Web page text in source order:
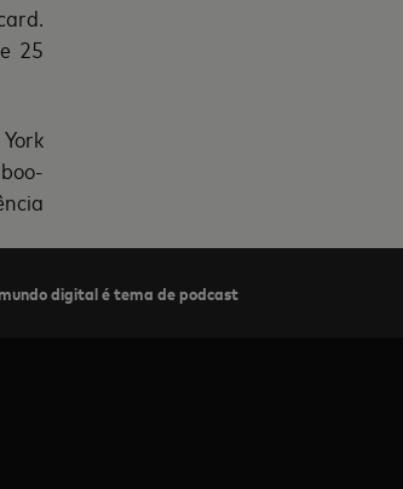
25
digital é tema de podcast